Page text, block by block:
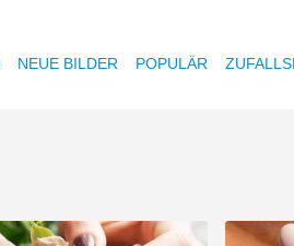
NEUE BILDER POPULÄR